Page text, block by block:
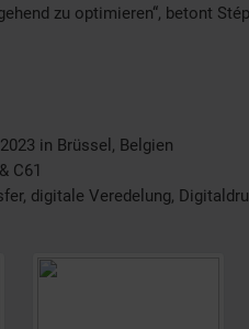
zu optimieren“, betont
in Brüssel, Belgien
C61
digitale Veredelung,